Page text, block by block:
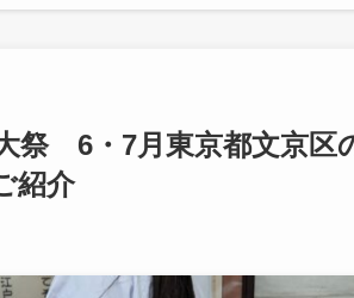
祭 6・7月東京都文京
紹介